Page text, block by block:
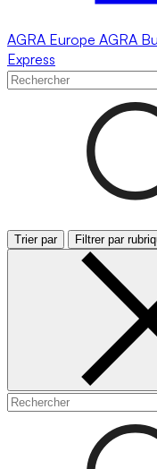
AGRA Europe AGRA
Express
Trier par Filtrer par